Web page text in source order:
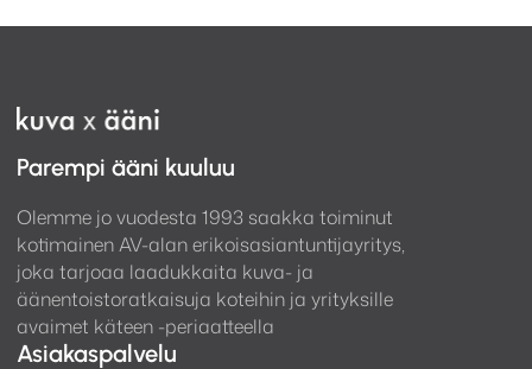
Parempi ääni kuuluu
Olemme jo vuodesta 1993 saakka toiminut
kotimainen AV-alan erikoisasiantuntijayritys,
joka tarjoaa laadukkaita kuva- ja
äänentoistoratkaisuja koteihin ja yrityksille
avaimet käteen -periaatteella
Asiakaspalvelu